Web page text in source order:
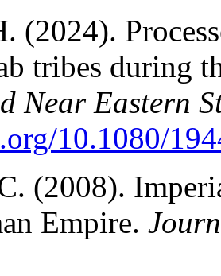
(2024).
tribes during
Near Eastern
10.1080/
(2008).
Empire.